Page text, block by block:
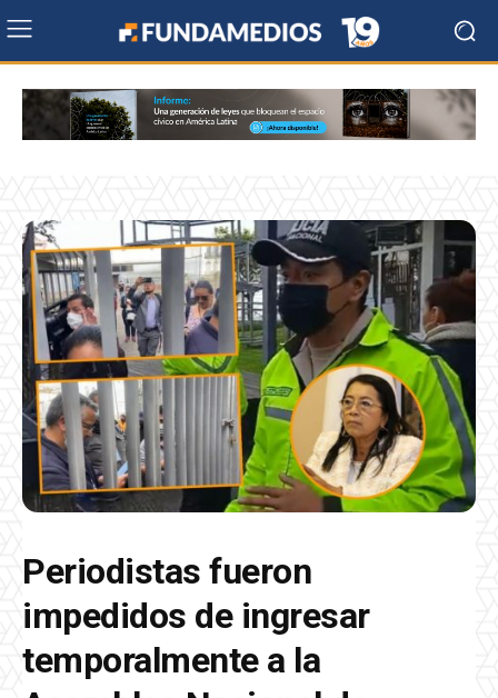
Periodistas fueron
impedidos de ingresar
temporalmente a la